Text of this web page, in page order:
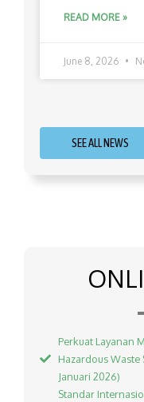
READ MORE »
June 8, 2026
SEE ALL NEWS
Perkuat Layanan
Hazardous Waste
Januari 2026)
Standar